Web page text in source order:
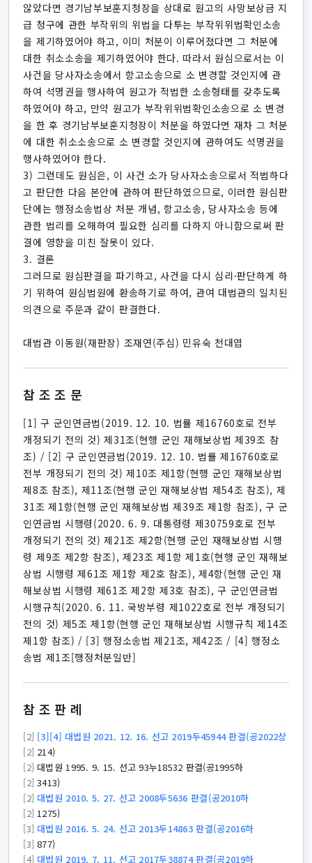
않았다면 경기남부보훈지청장을 상대로 원고의 사망보상금 지
급 청구에 관한 부작위의 위법을 다투는 부작위위법확인소송
을 제기하였어야 하고, 이미 처분이 이루어졌다면 그 처분에
대한 취소소송을 제기하였어야 한다. 따라서 원심으로서는 이
사건을 당사자소송에서 항고소송으로 소 변경할 것인지에 관
하여 석명권을 행사하여 원고가 적법한 소송형태를 갖추도록
하였어야 하고, 만약 원고가 부작위위법확인소송으로 소 변경
을 한 후 경기남부보훈지청장이 처분을 하였다면 재차 그 처분
에 대한 취소소송으로 소 변경할 것인지에 관하여도 석명권을
행사하였어야 한다.
3) 그런데도 원심은, 이 사건 소가 당사자소송으로서 적법하다
고 판단한 다음 본안에 관하여 판단하였으므로, 이러한 원심판
단에는 행정소송법상 처분 개념, 항고소송, 당사자소송 등에
관한 법리를 오해하여 필요한 심리를 다하지 아니함으로써 판
결에 영향을 미친 잘못이 있다.
3. 결론
그러므로 원심판결을 파기하고, 사건을 다시 심리·판단하게 하
기 위하여 원심법원에 환송하기로 하여, 관여 대법관의 일치된
의견으로 주문과 같이 판결한다.
대법관 이동원(재판장) 조재연(주심) 민유숙 천대엽
참조조문
[1] 구 군인연금법(2019. 12. 10. 법률 제16760호로 전부
개정되기 전의 것) 제31조(현행 군인 재해보상법 제39조 참
조) / [2] 구 군인연금법(2019. 12. 10. 법률 제16760호로
전부 개정되기 전의 것) 제10조 제1항(현행 군인 재해보상법
제8조 참조), 제11조(현행 군인 재해보상법 제54조 참조), 제
31조 제1항(현행 군인 재해보상법 제39조 제1항 참조), 구 군
인연금법 시행령(2020. 6. 9. 대통령령 제30759호로 전부
개정되기 전의 것) 제21조 제2항(현행 군인 재해보상법 시행
령 제9조 제2항 참조), 제23조 제1항 제1호(현행 군인 재해보
상법 시행령 제61조 제1항 제2호 참조), 제4항(현행 군인 재
해보상법 시행령 제61조 제2항 제3호 참조), 구 군인연금법
시행규칙(2020. 6. 11. 국방부령 제1022호로 전부 개정되기
전의 것) 제5조 제1항(현행 군인 재해보상법 시행규칙 제14조
제1항 참조) / [3] 행정소송법 제21조, 제42조 / [4] 행정소
송법 제1조[행정처분일반]
참조판례
[2] [3][4] 대법원 2021. 12. 16. 선고 2019두45944 판결(공2022상
[2] 214)
[2] 대법원 1995. 9. 15. 선고 93누18532 판결(공1995하
[2] 3413)
[2] 대법원 2010. 5. 27. 선고 2008두5636 판결(공2010하
[2] 1275)
[3] 대법원 2016. 5. 24. 선고 2013두14863 판결(공2016하
[3] 877)
[4] 대법원 2019. 7. 11. 선고 2017두38874 판결(공2019하